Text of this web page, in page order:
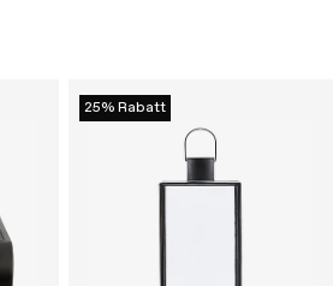
25% Rabatt